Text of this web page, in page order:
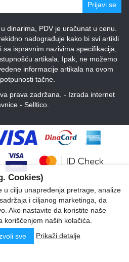
Prijavi se
dinarima, PDV je uračunat u cenu.
nadograđuje kako bi svi artikli
ispravnim nazivima specifikacija,
artikala. Ipak, ne možemo
informacije artikala na ovom
tačne.
prava zadržana. - Izrada internet
- Selltico.
Cookies)
u cilju unapređenja pretrage, analize
i ciljanog marketinga, da
Ako nastavite da koristite naše
naših kolačića.
sve Prikaži detalje